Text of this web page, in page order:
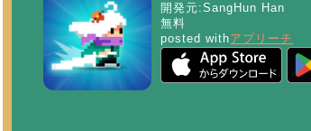
開発元:SangHun Han
無料
posted withアプリーチ